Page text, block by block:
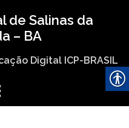
de Salinas da
– BA
Digital ICP-BRASIL